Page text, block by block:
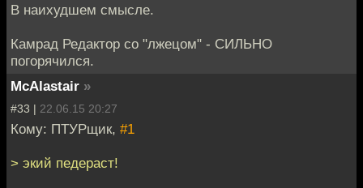
В наихудшем смысле.
Камрад Редактор со "лжецом" - СИЛЬНО
погорячился.
McAlastair »
#33 | 22.06.15 20:27
Кому: ПТУРщик, #1
> экий педераст!